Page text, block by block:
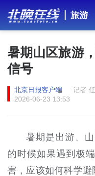
旅游
暑期山区旅游
信号
北京日报客户端
记者
2026-06-23 13:53
暑期是出游、
的时候如果遇到极
害，应该如何科学